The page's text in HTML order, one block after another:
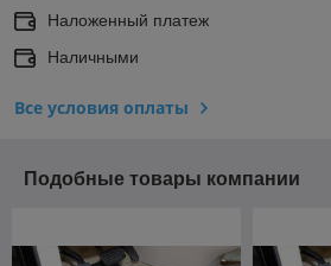
Наложенный платеж
Наличными
Все условия оплаты
Подобные товары компании